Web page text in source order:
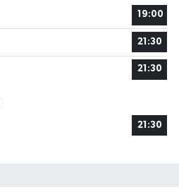
19:00
21:30
21:30
21:30